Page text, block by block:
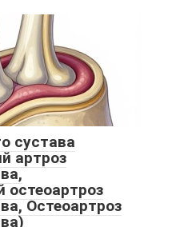
сустава
артроз
Остеоартроз